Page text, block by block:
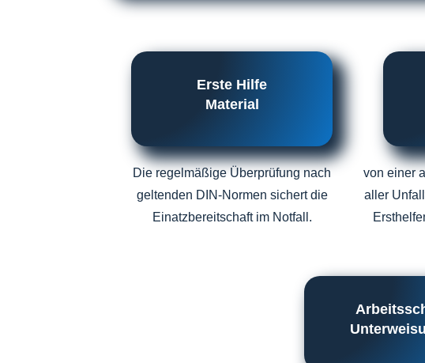
Erste Hilfe
Material
Die regelmäßige Überprüfung nach
geltenden DIN-Normen sichert die
Einatzbereitschaft im Notfall.
von einer
aller